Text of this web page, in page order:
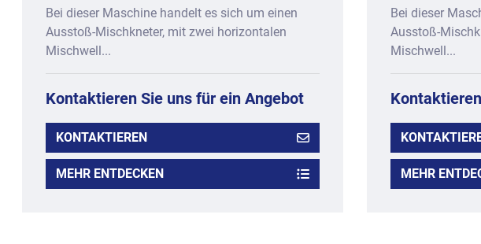
Bei dieser Maschine handelt es sich um einen
Ausstoß-Mischkneter, mit zwei horizontalen
Mischwell...
Kontaktieren Sie uns für ein Angebot
KONTAKTIEREN
MEHR ENTDECKEN
Bei dieser
Ausstoß-
Mischwell...
MEHR